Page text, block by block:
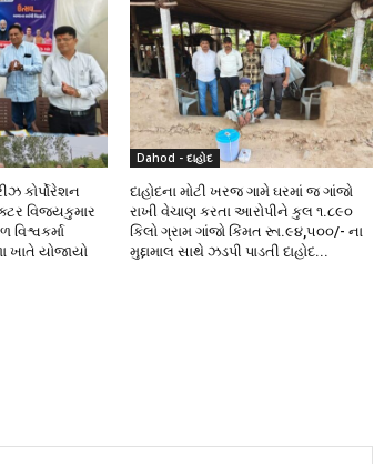
કોર્પોરેશન
વિજયકુમાર
વિશ્વકર્મા
ખાતે યોજાયો
Dahod - દાહોદ
દાહોદના મોટી ખરજ ગામે ઘરમાં જ ગાંજો
રાખી વેચાણ કરતા આરોપીને કુલ ૧.૮૯૦
કિલો ગ્રામ ગાંજો કિંમત રૂા.૯૪,૫૦૦/- ના
મુદ્દામાલ સાથે ઝડપી પાડતી દાહોદ...